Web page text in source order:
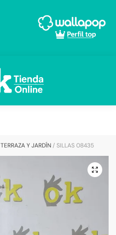
TERRAZA Y JARDÍN/ SILLAS 08435